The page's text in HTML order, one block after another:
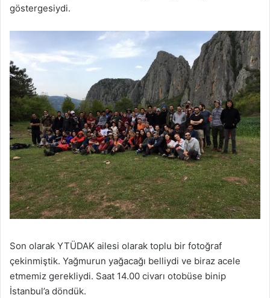
göstergesiydi.
Son olarak YTÜDAK ailesi olarak toplu bir fotoğraf
çekinmiştik. Yağmurun yağacağı belliydi ve biraz acele
etmemiz gerekliydi. Saat 14.00 civarı otobüse binip
İstanbul’a döndük.